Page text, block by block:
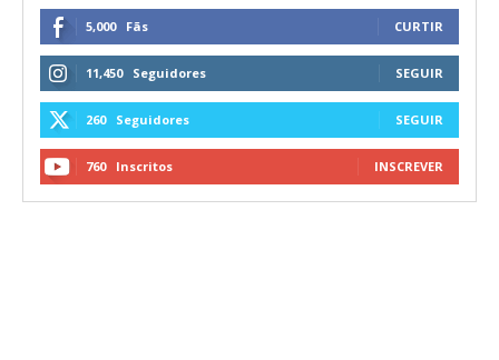
5,000 Fãs CURTIR
11,450 Seguidores SEGUIR
260 Seguidores SEGUIR
760 Inscritos INSCREVER